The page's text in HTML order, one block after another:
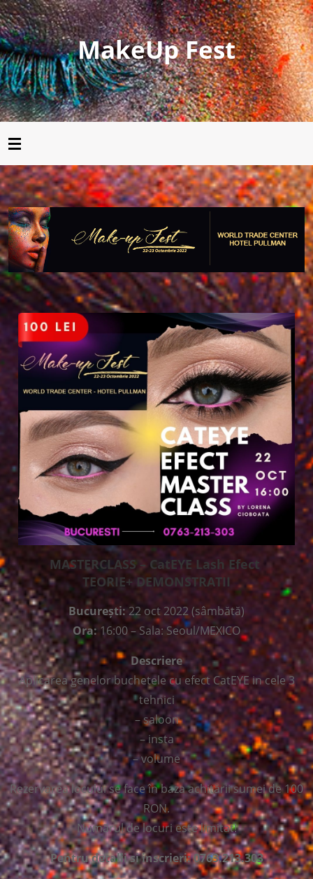
MakeUp Fest
MASTERCLASS – CatEYE Lash Efect
TEORIE+ DEMONSTRATII
București:22 oct 2022 (sâmbătă)
Ora: 16:00 – Sala: Seoul/MEXICO
Descriere
Aplicarea genelor buchetele cu efect CatEYE in cele 3
tehnici
– saloon
– insta
– volume
Rezervarea locului se face în baza achitării sumei de 100
RON.
Numărul de locuri este limitat!
Pentru detalii si inscrieri: 0763.213.303